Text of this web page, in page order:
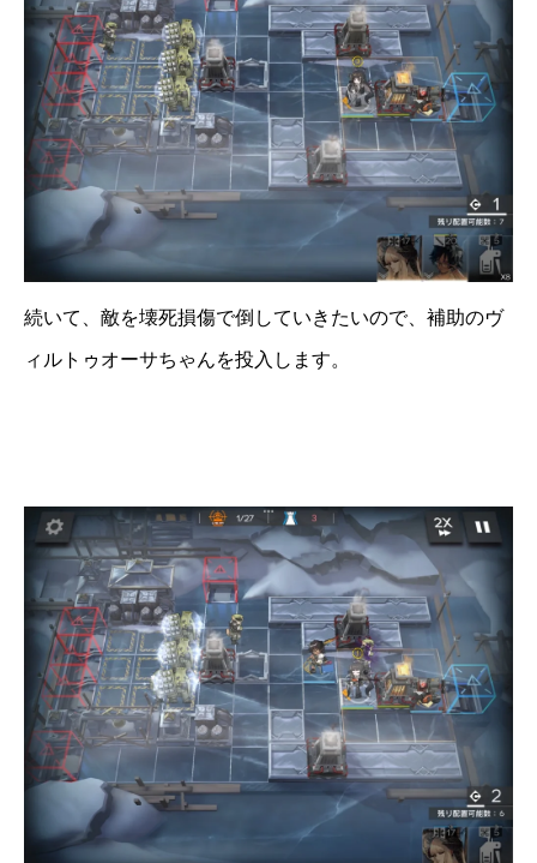
続いて、敵を壊死損傷で倒していきたいので、補助のヴ
ィルトゥオーサちゃんを投入します。